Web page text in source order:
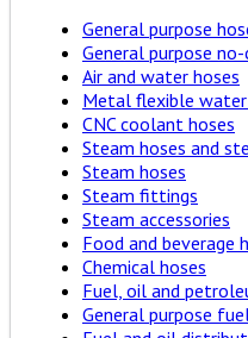
General purpose
General purpose
Air and water hoses
Metal flexible water
CNC coolant hoses
Steam hoses and
Steam hoses
Steam fittings
Steam accessories
Food and beverage
Chemical hoses
Fuel, oil and
General purpose